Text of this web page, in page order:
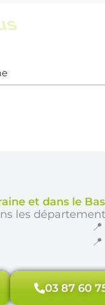
et dans le
les
03 87 60